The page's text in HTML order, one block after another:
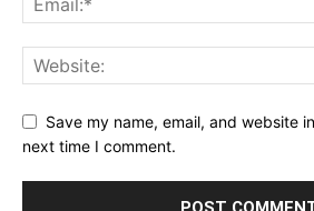
Save my name, email, and website
next time I comment.